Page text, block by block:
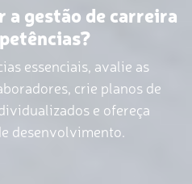
a gestão de carreira
essenciais, avalie as
crie planos de
e ofereça
desenvolvimento.